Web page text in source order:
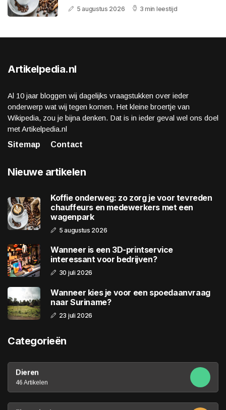
5 augustus 2026 3 min leestijd
Artikelpedia.nl
Al 10 jaar bloggen wij dagelijks vraagstukken over ieder
onderwerp wat wij tegen komen. Het kleine broertje van
Wikipedia, zou je bijna denken. Dat is in ieder geval wel ons doel
met Artikelpedia.nl
Sitemap
Contact
Nieuwe artikelen
Koffie onderweg: zo zorg je voor tevreden
chauffeurs en medewerkers met een
wagenpark
5 augustus 2026
Wanneer is een 3D-printservice
interessant voor bedrijven?
30 juli 2026
Wanneer kies je voor een spoedaanvraag
naar Suriname?
23 juli 2026
Categorieën
Dieren
46 Artikelen